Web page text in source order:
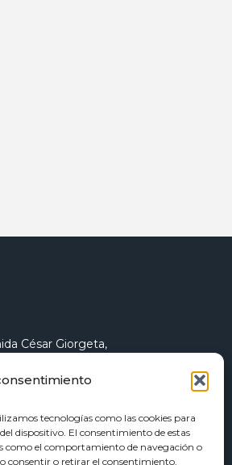
tecnologías como las cookies para
dispositivo. El consentimiento de estas
como el comportamiento de navegación o
consentir o retirar el consentimiento,
César Giorgeta,
:info@euroweld.es